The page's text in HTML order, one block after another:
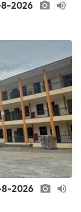
8-2026
8-2026